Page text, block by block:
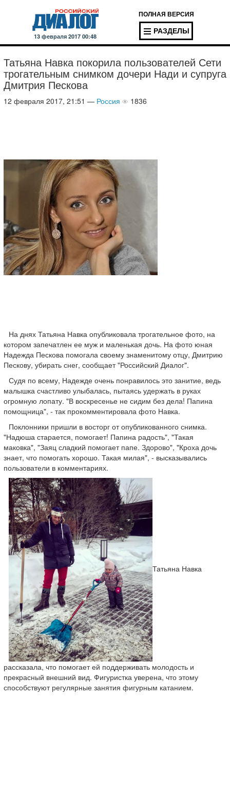
13 февраля 2017 00:48
ПОЛНАЯ ВЕРСИЯ
РАЗДЕЛЫ
Татьяна Навка покорила пользователей Сети
трогательным снимком дочери Нади и супруга
Дмитрия Пескова
12 февраля 2017, 21:51 — Россия 1836
На днях Татьяна Навка опубликовала трогательное фото, на
котором запечатлен ее муж и маленькая дочь. На фото юная
Надежда Пескова помогала своему знаменитому отцу, Дмитрию
Пескову, убирать снег, сообщает "Российский Диалог".
Судя по всему, Надежде очень понравилось это занитие, ведь
малышка счастливо улыбалась, пытаясь удержать в руках
огромную лопату. "В воскресенье не сидим без дела! Папина
помощница", - так прокомментировала фото Навка.
Поклонники пришли в восторг от опубликованного снимка.
"Надюша старается, помогает! Папина радость", "Такая
маковка", "Заяц сладкий помогает папе. Здорово", "Кроха дочь
знает, что помогать хорошо. Такая милая", - высказывались
пользователи в комментариях.
Татьяна Навка
рассказала, что помогает ей поддерживать молодость и
прекрасный внешний вид. Фигуристка уверена, что этому
способствуют регулярные занятия фигурным катанием.